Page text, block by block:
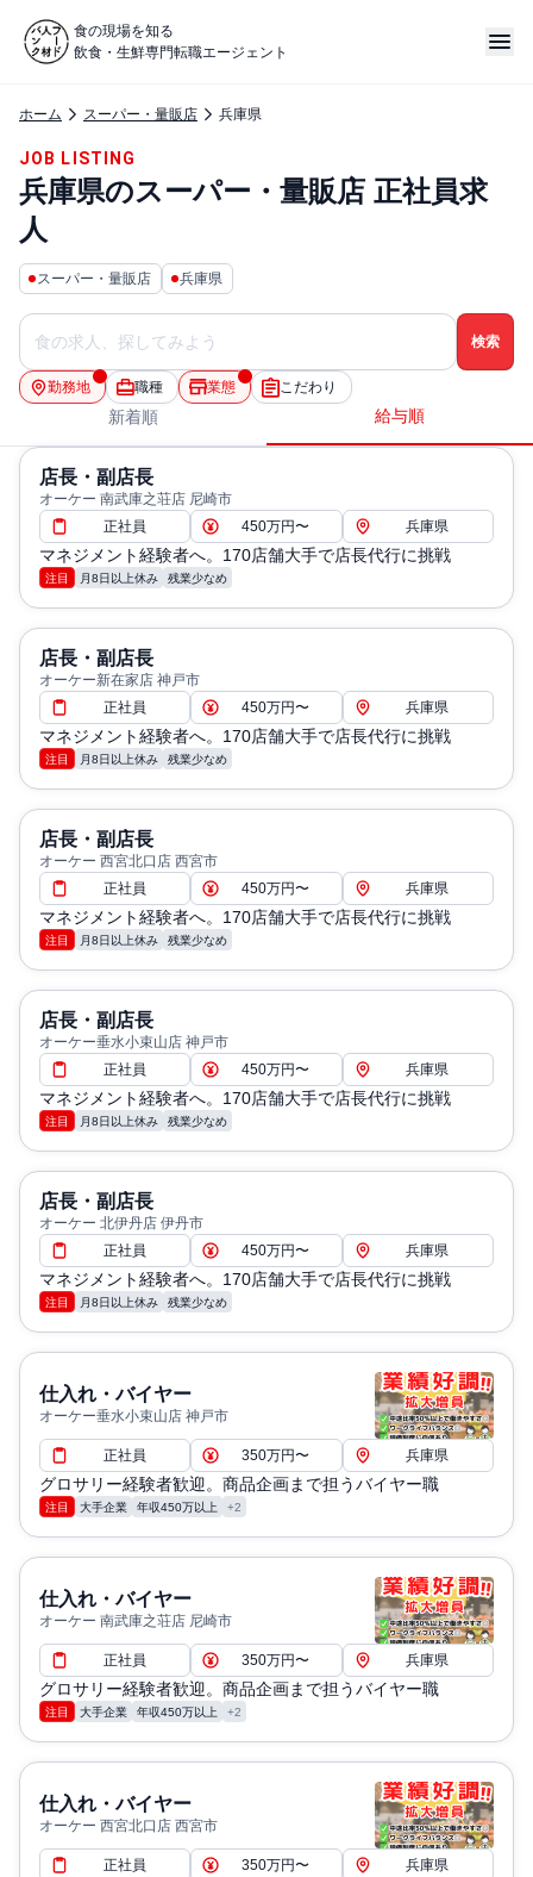
食の現場を知る
飲食・生鮮専門転職エージェント
ホーム スーパー・量販店 兵庫県
JOB LISTING
兵庫県のスーパー・量販店 正社員求
人
スーパー・量販店 兵庫県
勤務地 職種 業態 こだわり
新着順 給与順
店長・副店長
オーケー 南武庫之荘店 尼崎市
正社員
450万円〜 兵庫県
マネジメント経験者へ。170店舗大手で店長代行に挑戦
注目 月8日以上休み 残業少なめ
店長・副店長
オーケー新在家店 神戸市
正社員
450万円〜 兵庫県
マネジメント経験者へ。170店舗大手で店長代行に挑戦
注目 月8日以上休み 残業少なめ
店長・副店長
オーケー 西宮北口店 西宮市
正社員
450万円〜 兵庫県
マネジメント経験者へ。170店舗大手で店長代行に挑戦
注目 月8日以上休み 残業少なめ
店長・副店長
オーケー垂水小束山店 神戸市
正社員
450万円〜 兵庫県
マネジメント経験者へ。170店舗大手で店長代行に挑戦
注目 月8日以上休み 残業少なめ
店長・副店長
オーケー 北伊丹店 伊丹市
正社員
450万円〜 兵庫県
マネジメント経験者へ。170店舗大手で店長代行に挑戦
注目 月8日以上休み 残業少なめ
仕入れ・バイヤー
オーケー垂水小束山店 神戸市
正社員 350万円〜 兵庫県
グロサリー経験者歓迎。商品企画まで担うバイヤー職
注目 大手企業 年収450万以上 +2
仕入れ・バイヤー
オーケー 南武庫之荘店 尼崎市
正社員 350万円〜 兵庫県
グロサリー経験者歓迎。商品企画まで担うバイヤー職
注目 大手企業 年収450万以上 +2
仕入れ・バイヤー
オーケー 西宮北口店 西宮市
正社員 350万円〜 兵庫県